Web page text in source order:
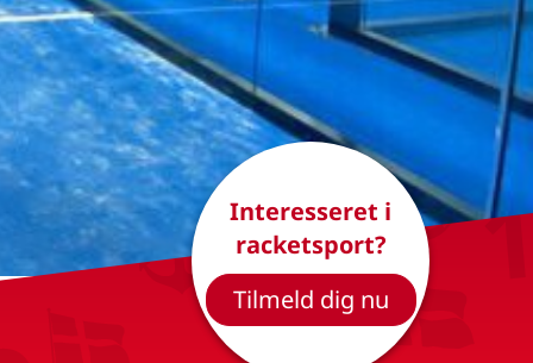
Interesseret i
racketsport?
Tilmeld dig nu